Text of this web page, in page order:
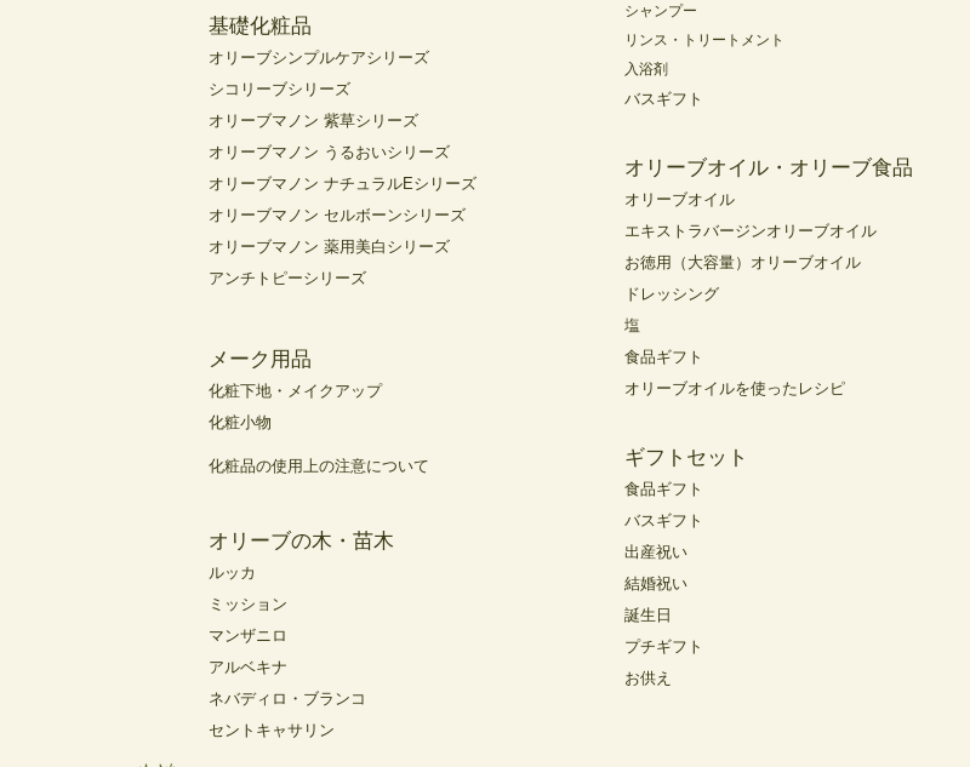
基礎化粧品
オリーブシンプルケアシリーズ
シコリーブシリーズ
オリーブマノン 紫草シリーズ
オリーブマノン うるおいシリーズ
オリーブマノン ナチュラルEシリーズ
オリーブマノン セルボーンシリーズ
オリーブマノン 薬用美白シリーズ
アンチトピーシリーズ
メーク用品
化粧下地・メイクアップ
化粧小物
化粧品の使用上の注意について
オリーブの木・苗木
ルッカ
ミッション
マンザニロ
アルベキナ
ネバディロ・ブランコ
セントキャサリン
シャンプー
リンス・トリートメント
入浴剤
バスギフト
オリーブオイル・オリーブ食品
オリーブオイル
エキストラバージンオリーブオイル
お徳用（大容量）オリーブオイル
ドレッシング
塩
食品ギフト
オリーブオイルを使ったレシピ
ギフトセット
食品ギフト
バスギフト
出産祝い
結婚祝い
誕生日
プチギフト
お供え